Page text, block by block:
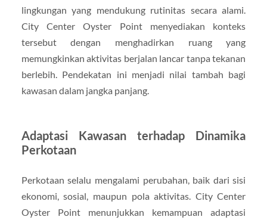
lingkungan yang mendukung rutinitas secara alami.
City Center Oyster Point menyediakan konteks
tersebut dengan menghadirkan ruang yang
memungkinkan aktivitas berjalan lancar tanpa tekanan
berlebih. Pendekatan ini menjadi nilai tambah bagi
kawasan dalam jangka panjang.
Adaptasi Kawasan terhadap Dinamika
Perkotaan
Perkotaan selalu mengalami perubahan, baik dari sisi
ekonomi, sosial, maupun pola aktivitas. City Center
Oyster Point menunjukkan kemampuan adaptasi